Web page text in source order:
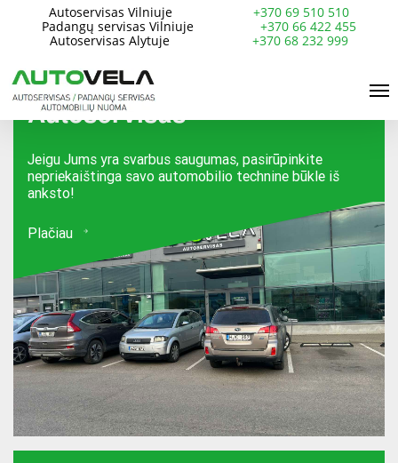
content
Autoservisas Vilniuje
+370 69 510 510
Padangų servisas Vilniuje
+370 66 422 455
Autoservisas Alytuje
+370 68 232 999
Autoservisas
Jeigu Jums yra svarbus saugumas, pasirūpinkite
nepriekaištinga savo automobilio technine būkle iš
anksto!
Plačiau